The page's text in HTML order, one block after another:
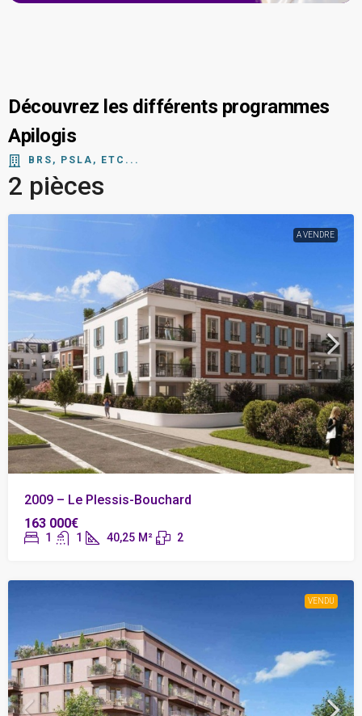
Découvrez les différents programmes
Apilogis
BRS, PSLA, ETC...
2 pièces
A VENDRE
2009 – Le Plessis-Bouchard
163 000€
1 1 40,25 M² 2
VENDU